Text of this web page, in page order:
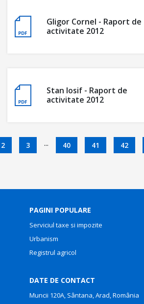
Gligor Cornel - Raport de
activitate 2012
Stan Iosif - Raport de
activitate 2012
2 3 ... 40 41 42
PAGINI POPULARE
Serviciul taxe si impozite
Urbanism
Registrul agricol
DATE DE CONTACT
Muncii 120A, Sântana, Arad, România